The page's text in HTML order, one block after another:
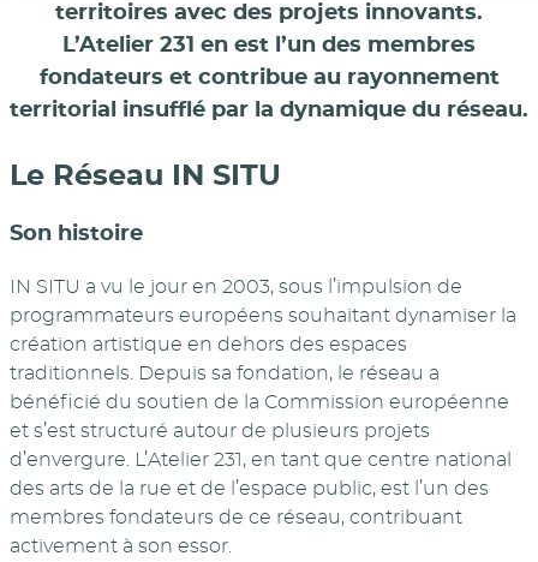
territoires avec des projets innovants.
L’Atelier 231 en est l’un des membres
fondateurs et contribue au rayonnement
territorial insufflé par la dynamique du réseau.
Le Réseau IN SITU
Son histoire
IN SITU a vu le jour en 2003, sous l’impulsion de
programmateurs européens souhaitant dynamiser la
création artistique en dehors des espaces
traditionnels. Depuis sa fondation, le réseau a
bénéficié du soutien de la Commission européenne
et s’est structuré autour de plusieurs projets
d’envergure. L’Atelier 231, en tant que centre national
des arts de la rue et de l’espace public, est l’un des
membres fondateurs de ce réseau, contribuant
activement à son essor.